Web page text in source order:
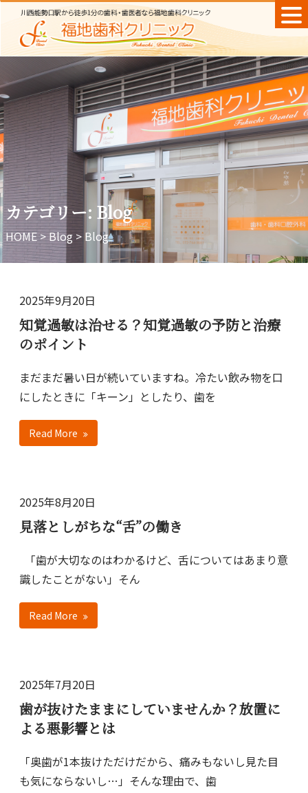
Skip
content
カテゴリー: Blog
HOME>Blog > Blog
2025年9月20日
知覚過敏は治せる？知覚過敏の予防と治療
のポイント
まだまだ暑い日が続いていますね。冷たい飲み物を口
にしたときに「キーン」としたり、歯を
Read More
2025年8月20日
見落としがちな“舌”の働き
「歯が大切なのはわかるけど、舌についてはあまり意
識したことがない」そん
Read More
2025年7月20日
歯が抜けたままにしていませんか？放置に
よる悪影響とは
「奥歯が1本抜けただけだから、痛みもないし見た目
も気にならないし…」そんな理由で、歯